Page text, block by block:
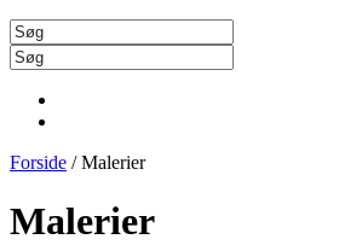
Forside / Malerier
Malerier